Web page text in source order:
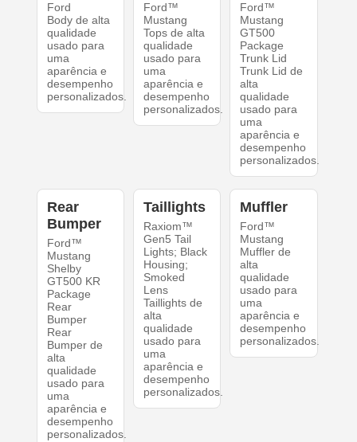
Ford
Body de alta
qualidade
usado para
uma
aparência e
desempenho
personalizados.
Ford™
Mustang
Tops de alta
qualidade
usado para
uma
aparência e
desempenho
personalizados.
Ford™
Mustang
GT500
Package
Trunk Lid
Trunk Lid de
alta
qualidade
usado para
uma
aparência e
desempenho
personalizados.
Rear
Bumper
Ford™
Mustang
Shelby
GT500 KR
Package
Rear
Bumper
Rear
Bumper de
alta
qualidade
usado para
uma
aparência e
desempenho
personalizados.
Taillights
Raxiom™
Gen5 Tail
Lights; Black
Housing;
Smoked
Lens
Taillights de
alta
qualidade
usado para
uma
aparência e
desempenho
personalizados.
Muffler
Ford™
Mustang
Muffler de
alta
qualidade
usado para
uma
aparência e
desempenho
personalizados.